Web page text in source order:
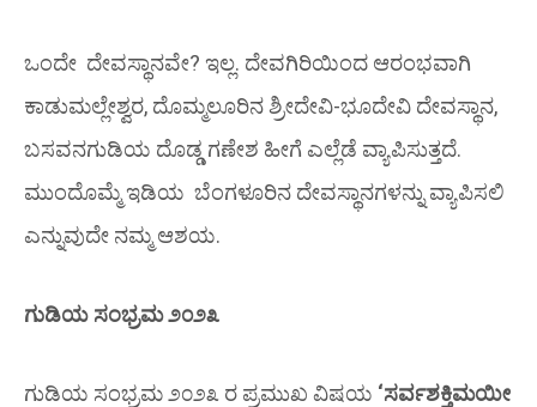
ಒಂದೇ ದೇವಸ್ಥಾನವೇ? ಇಲ್ಲ. ದೇವಗಿರಿಯಿಂದ ಆರಂಭವಾಗಿ
ಕಾಡುಮಲ್ಲೇಶ್ವರ, ದೊಮ್ಮಲೂರಿನ ಶ್ರೀದೇವಿ-ಭೂದೇವಿ ದೇವಸ್ಥಾನ,
ಬಸವನಗುಡಿಯ ದೊಡ್ಡ ಗಣೇಶ ಹೀಗೆ ಎಲ್ಲೆಡೆ ವ್ಯಾಪಿಸುತ್ತದೆ.
ಮುಂದೊಮ್ಮೆ ಇಡಿಯ ಬೆಂಗಳೂರಿನ ದೇವಸ್ಥಾನಗಳನ್ನು ವ್ಯಾಪಿಸಲಿ
ಎನ್ನುವುದೇ ನಮ್ಮ ಆಶಯ.
ಗುಡಿಯ ಸಂಭ್ರಮ ೨೦೨೩
ಗುಡಿಯ ಸಂಭ್ರಮ ೨೦೨೩ ರ ಪ್ರಮುಖ ವಿಷಯ ‘ಸರ್ವಶಕ್ತಿಮಯೀ